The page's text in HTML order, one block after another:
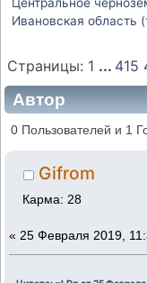
Ивановская область
Страницы: 1 ... 415
Автор
область (тема
0 Пользователей и 1
Gifrom
Карма: 28
« 25 Февраля 2019,